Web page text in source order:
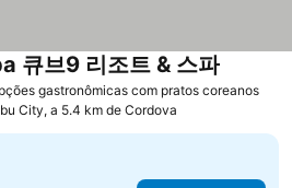
gastronômicas com pratos coreanosVer
큐브9 리조트 & 스파
City, a 5.4 km de Cordova